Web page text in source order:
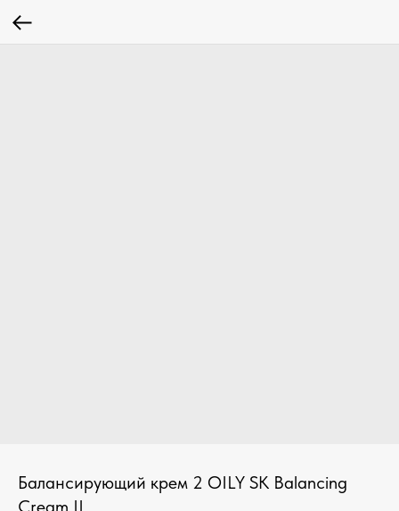
Балансирующий крем 2 OILY SK Balancing
Cream II